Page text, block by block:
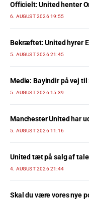
Officielt: United henter
6. AUGUST 2026 19:55
Bekræftet: United hyrer
5. AUGUST 2026 21:45
Medie: Bayindir på vej til
5. AUGUST 2026 15:39
Manchester United har
5. AUGUST 2026 11:16
United tæt på salg af
4. AUGUST 2026 21:44
Skal du være vores nye